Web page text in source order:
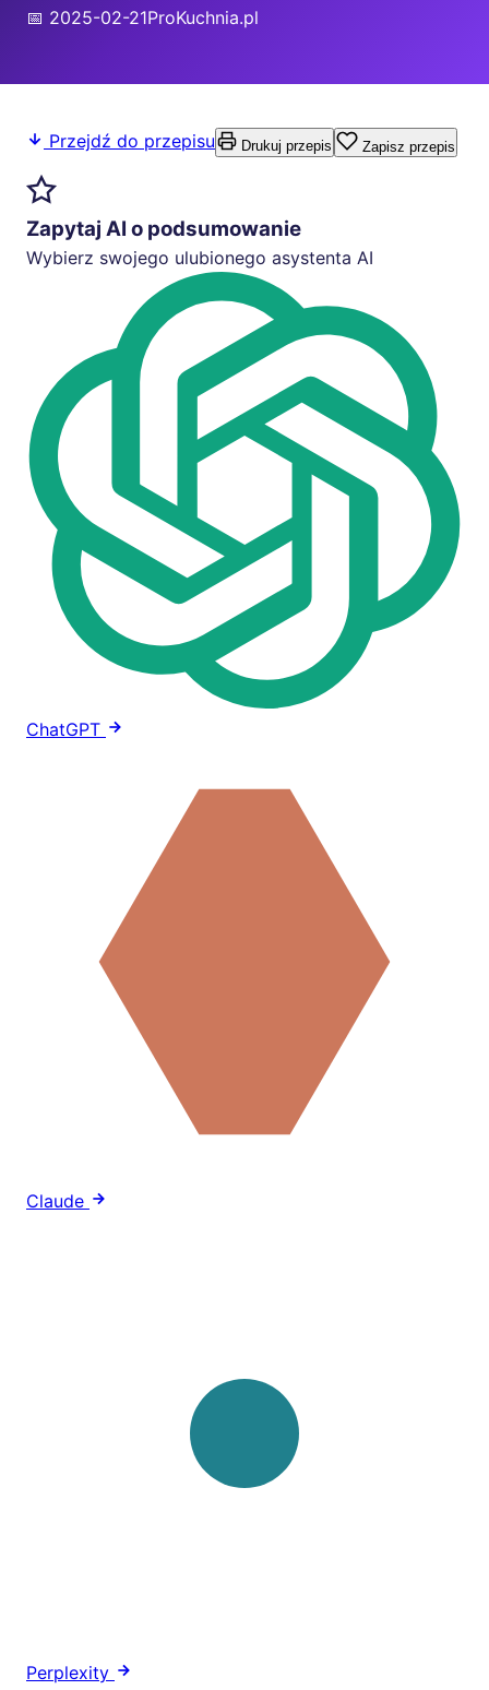
📅 2025-02-21ProKuchnia.pl
Przejdź do przepisu Drukuj przepis Zapisz przepis
Zapytaj AI o podsumowanie
Wybierz swojego ulubionego asystenta AI
ChatGPT
Claude
Perplexity